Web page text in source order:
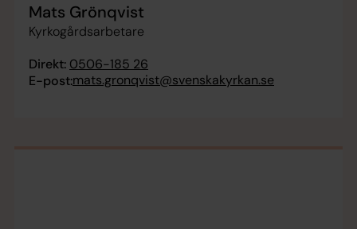
Mats Grönqvist
Kyrkogårdsarbetare
Direkt: 0506-185 26
E-post:mats.gronqvist@svenskakyrkan.se